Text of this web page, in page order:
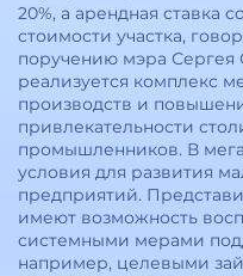
20%, а арендная ставка
стоимости участка,
поручению мэра Сергея
реализуется комплекс
производств и
привлекательности
промышленников. В
условия для развития
предприятий.
имеют возможность
системными мерами
например, целевыми